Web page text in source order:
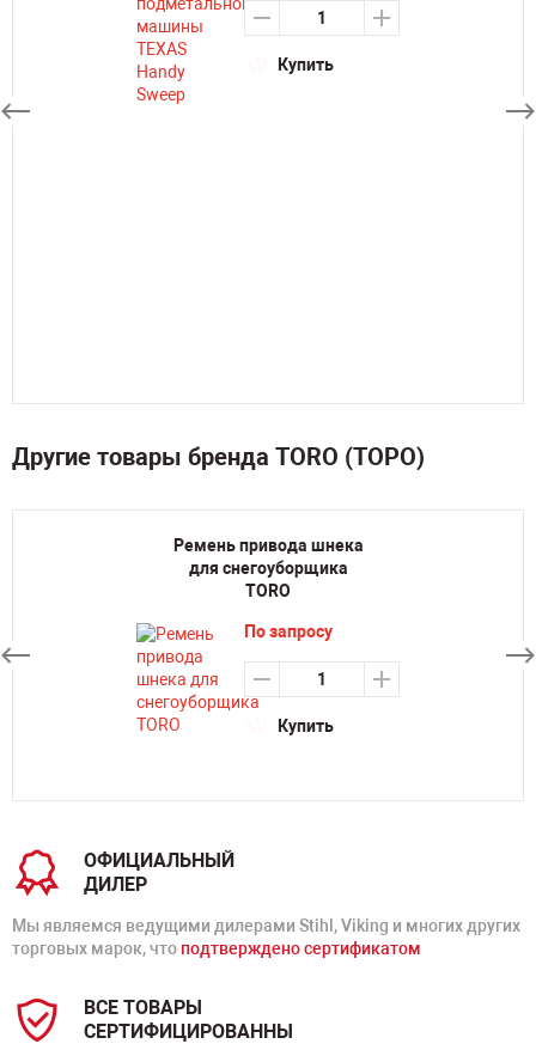
Купить
Другие товары бренда TORO (ТОРО)
Ремень привода шнека
для снегоуборщика
TORO
По запросу
Купить
ОФИЦИАЛЬНЫЙ
ДИЛЕР
Мы являемся ведущими дилерами Stihl, Viking и многих других
торговых марок, что подтверждено сертификатом
ВСЕ ТОВАРЫ
СЕРТИФИЦИРОВАННЫ